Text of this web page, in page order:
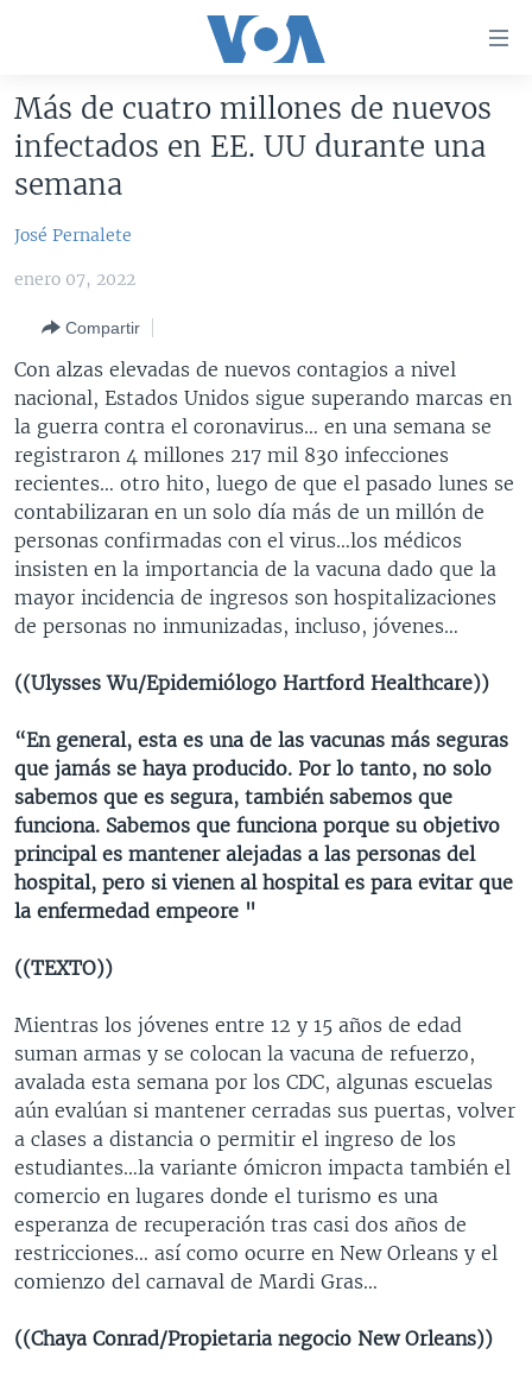
accesibilidad
contenido
Salte
principal
búsqueda
AMÉRICA DEL NORTE
VOA VERIFICA AMÉRICA LATINA
BOLIVIA
COLOMBIA
CHILE
PERÚ
ECUADOR
VENEZUELA
BRASIL
CENTROAMÉRICA
COSTA RICA
EL SALVADOR
GUATEMALA
HONDURAS
NICARAGUA
OTRAS SECCIONES
INMIGRACIÓN
LIBERTAD DE PRENSA
MUNDO
ECONOMÍA
ENTRETENIMIENTO Y CULTURA
TECNOLOGÍA
DEPORTES
ESPECIALES DE LA VOA
LIBERTAD DE PRENSA
UCRANIA
MULTIMEDIA
VIDEOS
FOTOGRAFÍA
AUDIOS
PROGRAMAS TV
EL MUNDO AL DÍA
FORO INTERAMERICANO
LAS CLAVES
PANORAMA
RADIO
AVANCE INFORMATIVO
BUENOS DÍAS AMÉRICA
ESTADOS UNIDOS AL DÍA
EL MUNDO AL DÍA [RADIO]
FORO [RADIO]
NOTA ECONÓMICA
ENTRETENIMIENTO
DIRECT
Learning English
SÍGANOS
Idiomas
Más de cuatro millones de nuevos
infectados en EE. UU durante una
semana
José Pernalete
enero 07, 2022
Compartir
Con alzas elevadas de nuevos contagios a nivel
nacional, Estados Unidos sigue superando marcas en
la guerra contra el coronavirus… en una semana se
registraron 4 millones 217 mil 830 infecciones
recientes… otro hito, luego de que el pasado lunes se
contabilizaran en un solo día más de un millón de
personas confirmadas con el virus…los médicos
insisten en la importancia de la vacuna dado que la
mayor incidencia de ingresos son hospitalizaciones
de personas no inmunizadas, incluso, jóvenes…
((Ulysses Wu/Epidemiólogo Hartford Healthcare))
“En general, esta es una de las vacunas más seguras
que jamás se haya producido. Por lo tanto, no solo
sabemos que es segura, también sabemos que
funciona. Sabemos que funciona porque su objetivo
principal es mantener alejadas a las personas del
hospital, pero si vienen al hospital es para evitar que
la enfermedad empeore "
((TEXTO))
Mientras los jóvenes entre 12 y 15 años de edad
suman armas y se colocan la vacuna de refuerzo,
avalada esta semana por los CDC, algunas escuelas
aún evalúan si mantener cerradas sus puertas, volver
a clases a distancia o permitir el ingreso de los
estudiantes…la variante ómicron impacta también el
comercio en lugares donde el turismo es una
esperanza de recuperación tras casi dos años de
restricciones… así como ocurre en New Orleans y el
comienzo del carnaval de Mardi Gras…
((Chaya Conrad/Propietaria negocio New Orleans))